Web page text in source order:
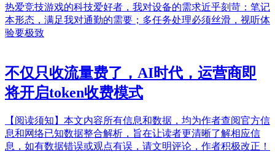
热爱竞技游戏的科技爱好者，我对设备的需求近乎刻苛：笔记
本形态，满足我对通勤的需要；多任务处理必须丝滑，视听体
验要极致
不仅只收流量费了，AI时代，运营商即
将开启token收费模式
【阅读须知】本文内容所有信息和数据，均为作者查阅官方信
息和网络已知数据整合解析，旨在让读者更清晰了解相应信
息，如有数据错误或观点有误，请文明评论，作者积极改正！